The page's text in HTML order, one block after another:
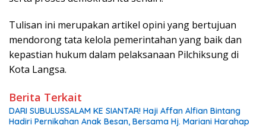
Tulisan ini merupakan artikel opini yang bertujuan
mendorong tata kelola pemerintahan yang baik dan
kepastian hukum dalam pelaksanaan Pilchiksung di
Kota Langsa.
Berita Terkait
DARI SUBULUSSALAM KE SIANTAR! Haji Affan Alfian Bintang
Hadiri Pernikahan Anak Besan, Bersama Hj. Mariani Harahap